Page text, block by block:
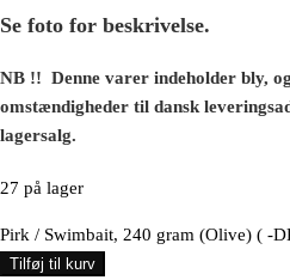
Se foto for beskrivelse.
NB !! Denne varer indeholder bly,
omstændigheder til dansk
lagersalg.
27 på lager
Pirk / Swimbait, 240 gram (Olive) ( -
Tilføj til kurv